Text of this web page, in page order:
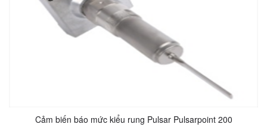
Cảm biến báo mức kiểu rung Pulsar Pulsarpoint 200